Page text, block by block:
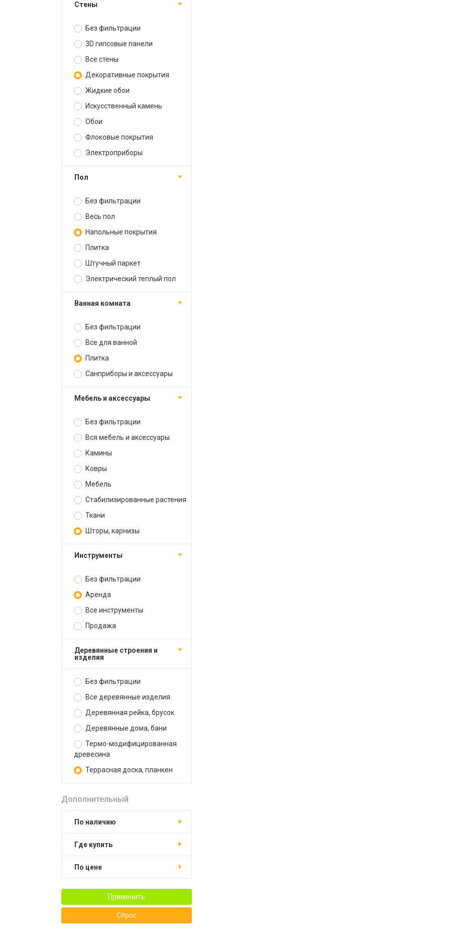
Стены
Без фильтрации
3D гипсовые панели
Все стены
Декоративные покрытия
Жидкие обои
Искусственный камень
Обои
Флоковые покрытия
Электроприборы
Пол
Без фильтрации
Весь пол
Напольные покрытия
Плитка
Штучный паркет
Электрический теплый пол
Ванная комната
Без фильтрации
Все для ванной
Плитка
Санприборы и аксессуары
Мебель и аксессуары
Без фильтрации
Вся мебель и аксессуары
Камины
Ковры
Мебель
Стабилизированные растения
Ткани
Шторы, карнизы
Инструменты
Без фильтрации
Аренда
Все инструменты
Продажа
Деревянные строения и
изделия
Без фильтрации
Все деревянные изделия
Деревянная рейка, брусок
Деревянные дома, бани
Термо-модифицированная
древесина
Террасная доска, планкен
Дополнительный
По наличию
Где купить
По цене
Применить
Сброс